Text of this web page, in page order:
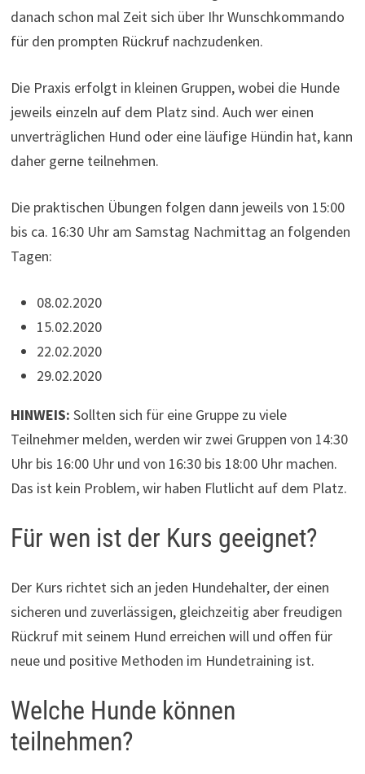
danach schon mal Zeit sich über Ihr Wunschkommando
für den prompten Rückruf nachzudenken.
Die Praxis erfolgt in kleinen Gruppen, wobei die Hunde
jeweils einzeln auf dem Platz sind. Auch wer einen
unverträglichen Hund oder eine läufige Hündin hat, kann
daher gerne teilnehmen.
Die praktischen Übungen folgen dann jeweils von 15:00
bis ca. 16:30 Uhr am Samstag Nachmittag an folgenden
Tagen:
08.02.2020
15.02.2020
22.02.2020
29.02.2020
HINWEIS: Sollten sich für eine Gruppe zu viele
Teilnehmer melden, werden wir zwei Gruppen von 14:30
Uhr bis 16:00 Uhr und von 16:30 bis 18:00 Uhr machen.
Das ist kein Problem, wir haben Flutlicht auf dem Platz.
Für wen ist der Kurs geeignet?
Der Kurs richtet sich an jeden Hundehalter, der einen
sicheren und zuverlässigen, gleichzeitig aber freudigen
Rückruf mit seinem Hund erreichen will und offen für
neue und positive Methoden im Hundetraining ist.
Welche Hunde können
teilnehmen?